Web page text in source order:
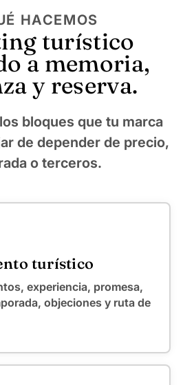
HACEMOS
turístico
a memoria,
y reserva.
bloques que tu marca
de depender de precio,
o terceros.
turístico
experiencia, promesa,
objeciones y ruta de